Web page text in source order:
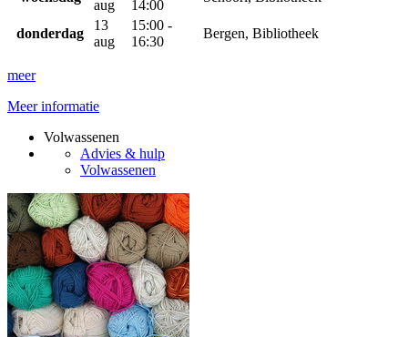
aug
14:00
donderdag
13
aug
15:00 -
16:30
Bergen, Bibliotheek
meer
Meer informatie
Volwassenen
Advies & hulp
Volwassenen